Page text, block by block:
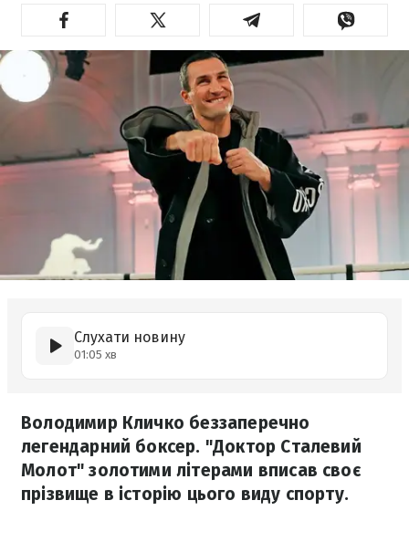
Слухати новину
01:05 хв
Володимир Кличко беззаперечно
легендарний боксер. "Доктор Сталевий
Молот" золотими літерами вписав своє
прізвище в історію цього виду спорту.